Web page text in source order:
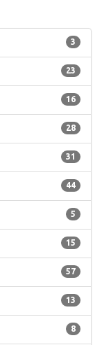
3
23
16
28
31
44
5
15
57
13
8